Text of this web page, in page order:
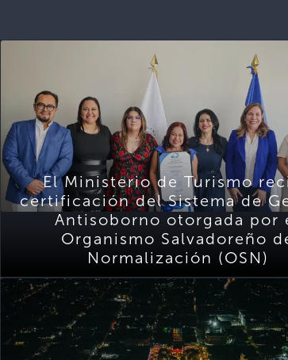
El Ministerio de Turismo
certificación del Sistema de
Antisoborno otorgada por
Organismo Salvadoreño
Normalización (OSN)